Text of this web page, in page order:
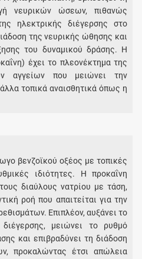
νευρικών ώσεων, πιθανώς
ηλεκτρικής διέγερσης στο
της νευρικής ώθησης και
του δυναμικού δράσης. Η
έχει το πλεονέκτημα της
αγγείων που μειώνει την
τοπικά αναισθητικά όπως η
βενζοϊκού οξέος με τοπικές
ιδιότητες. Η προκαΐνη
διαύλους νατρίου με τάση,
ροή που απαιτείται για την
Επιπλέον, αυξάνει το
μειώνει το ρυθμό
και επιβραδύνει τη διάδοση
προκαλώντας έτσι απώλεια